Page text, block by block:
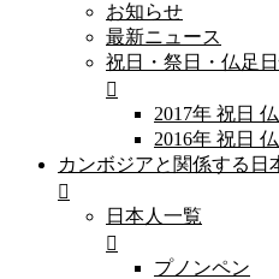
お知らせ
最新ニュース
祝日・祭日・仏足
2017年 祝日
2016年 祝日
カンボジアと関係する日
日本人一覧
プノンペン